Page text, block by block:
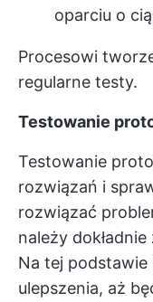
oparciu o
Procesowi
regularne testy.
Testowanie
Testowanie
rozwiązań i
rozwiązać
należy
Na tej
ulepszenia, aż